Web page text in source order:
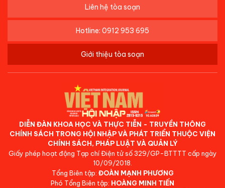
Liên hệ tòa soạn
Hotline: 0912 953 695
Giới thiệu tòa soạn
DIỄN ĐÀN KHOA HỌC VÀ THỰC TIỄN - TRUYỀN THÔNG
CHÍNH SÁCH TRONG HỘI NHẬP VÀ PHÁT TRIỂN THUỘC VIỆN
CHÍNH SÁCH, PHÁP LUẬT VÀ QUẢN LÝ
Giấy phép hoạt động Tạp chí Điện tử số 329/GP-BTTTT cấp ngày
10/09/2018.
Tổng Biên tập: ĐOÀN MẠNH PHƯƠNG
Phó Tổng Biên tập: HOÀNG MINH TIẾN